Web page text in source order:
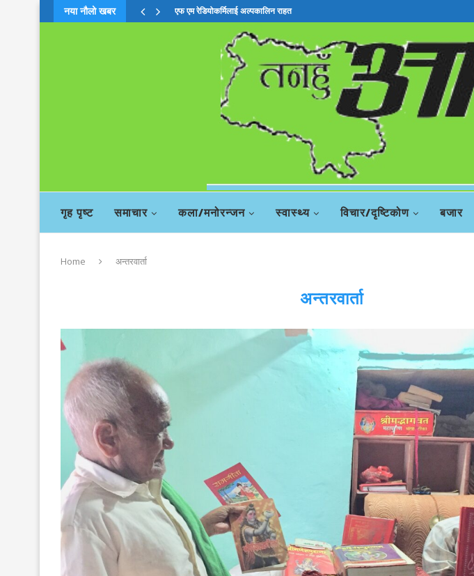
नया नौलो खबर चिया बहसमाः दाहालको सदस्यता खारेजी सिफारिस
गृह पृष्ट समाचार कला/मनोरन्जन स्वास्थ्य विचार/दृष्टिकोण बजार
Home अन्तरवार्ता
अन्तरवार्ता